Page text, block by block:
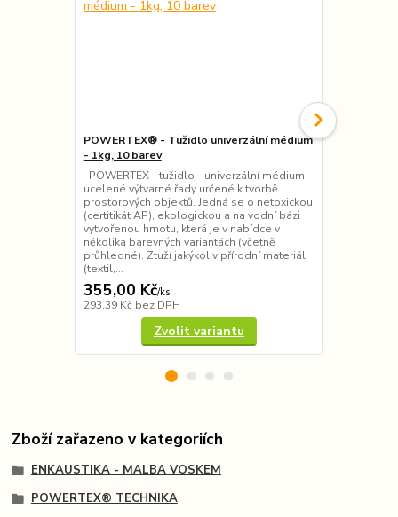
POWERTEX® - Tužidlo univerzální médium
- 1kg, 10 barev
POWERTEX - tužidlo - univerzální médium
ucelené výtvarné řady určené k tvorbě
prostorových objektů. Jedná se o netoxickou
(certitikát AP), ekologickou a na vodní bázi
vytvořenou hmotu, která je v nabídce v
několika barevných variantách (včetně
průhledné). Ztuží jakýkoliv přírodní materiál
(textil,...
355,00 Kč/ks
293,39 Kč bez DPH
Zvolit variantu
Zboží zařazeno v kategoriích
ENKAUSTIKA - MALBA VOSKEM
POWERTEX® TECHNIKA